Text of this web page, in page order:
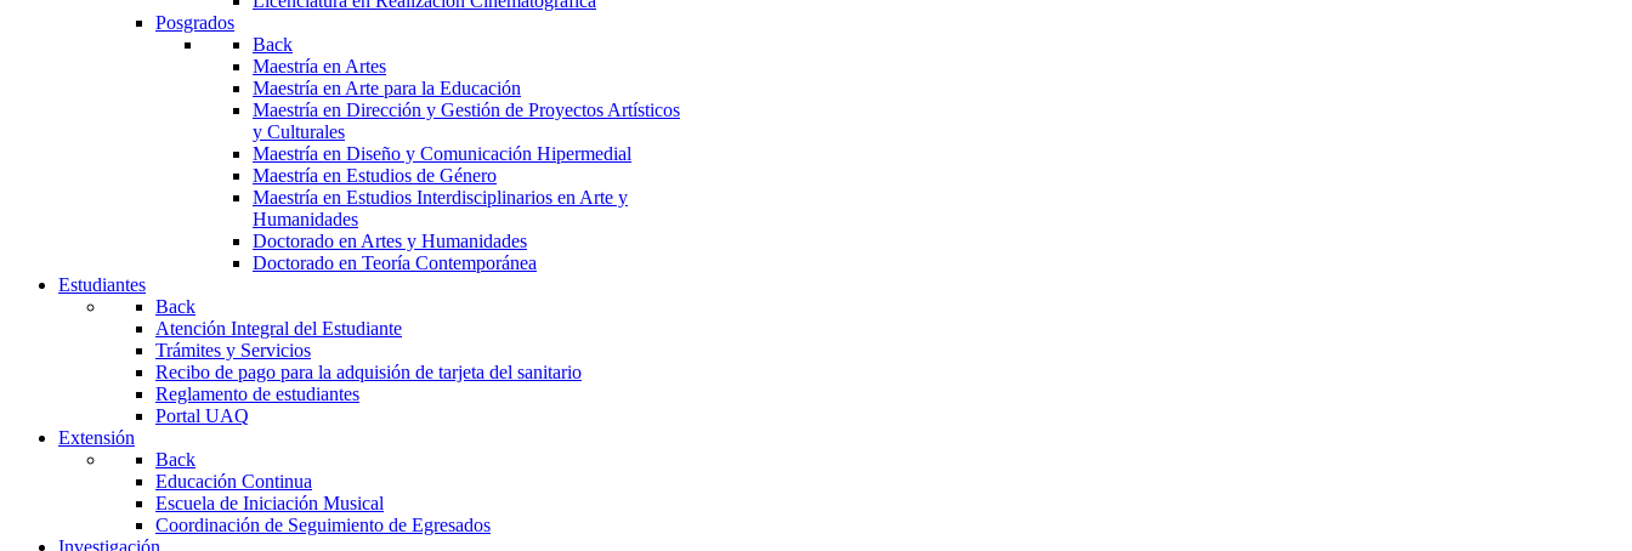
Posgrados
Back
Maestría en Artes
Maestría en Arte para la Educación
Maestría en Dirección y Gestión de Proyectos Artísticos
y Culturales
Maestría en Diseño y Comunicación Hipermedial
Maestría en Estudios de Género
Maestría en Estudios Interdisciplinarios en Arte y
Humanidades
Doctorado en Artes y Humanidades
Doctorado en Teoría Contemporánea
Estudiantes
Back
Atención Integral del Estudiante
Trámites y Servicios
Recibo de pago para la adquisión de tarjeta del sanitario
Reglamento de estudiantes
Portal UAQ
Extensión
Back
Educación Continua
Escuela de Iniciación Musical
Coordinación de Seguimiento de Egresados
Investigación